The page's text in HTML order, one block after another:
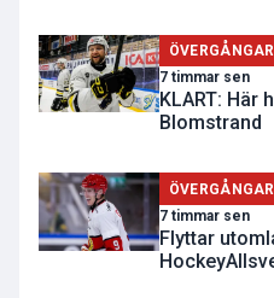
ÖVERGÅNGAR
7 timmar sen
KLART: Här
Blomstrand
ÖVERGÅNGAR
7 timmar sen
Flyttar